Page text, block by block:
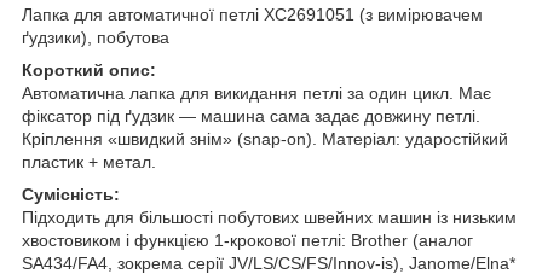
Лапка для автоматичної петлі XC2691051 (з вимірювачем
ґудзики), побутова
Короткий опис:
Автоматична лапка для викидання петлі за один цикл. Має
фіксатор під ґудзик — машина сама задає довжину петлі.
Кріплення «швидкий знім» (snap-on). Матеріал: ударостійкий
пластик + метал.
Сумісність:
Підходить для більшості побутових швейних машин із низьким
хвостовиком і функцією 1-крокової петлі: Brother (аналог
SA434/FA4, зокрема серії JV/LS/CS/FS/Innov-is), Janome/Elna*